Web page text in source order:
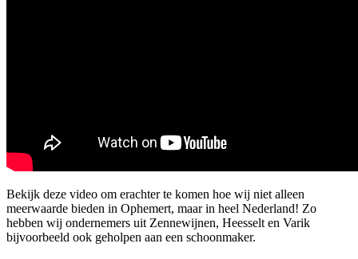
Bekijk deze video om erachter te komen hoe wij niet alleen
meerwaarde bieden in Ophemert, maar in heel Nederland! Zo
hebben wij ondernemers uit Zennewijnen, Heesselt en Varik
bijvoorbeeld ook geholpen aan een schoonmaker.